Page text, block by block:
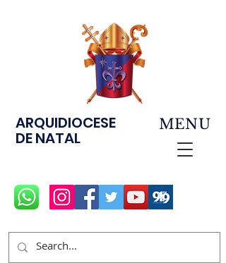
ARQUIDIOCESE
DE NATAL
MENU